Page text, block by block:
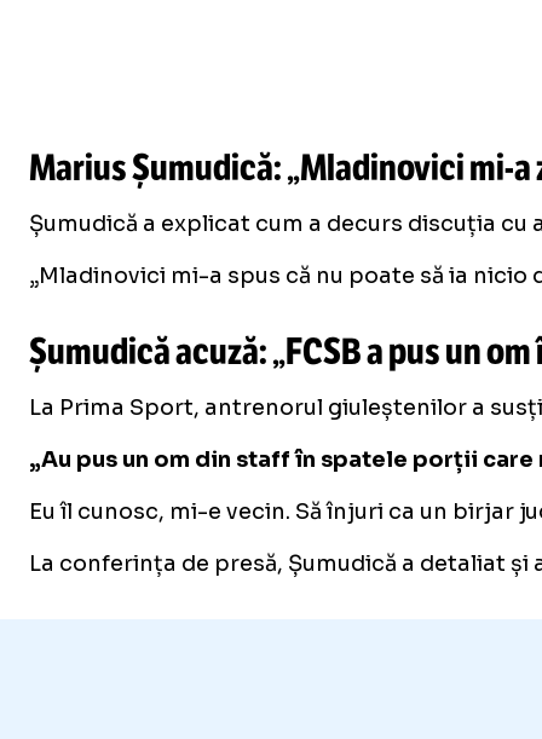
Marius Șumudică: „Mladinovicimi-a
Șumudică a explicat cum a decurs discuția
„Mladinovici mi-a spus că nu poate să ia nicio
Șumudică acuză: „FCSB a pus un
La Prima Sport, antrenorul giuleștenilor a
„Au pus un om din staff în spatele porții
Eu îl cunosc, mi-e vecin. Să înjuri ca un birjar
La conferința de presă, Șumudică a detaliat